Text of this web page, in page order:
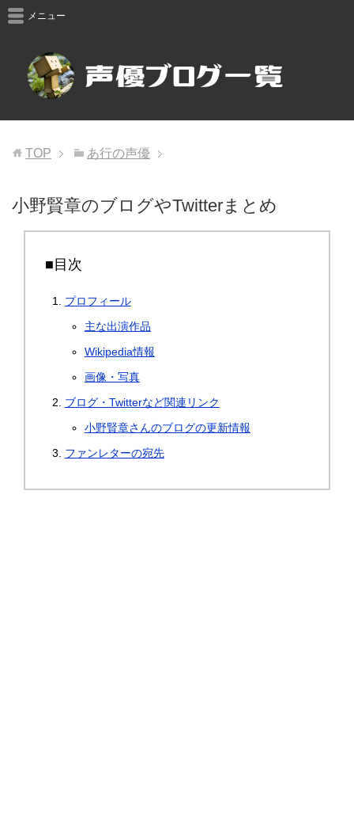
メニュー
TOP あ行の声優
小野賢章のブログやTwitterまとめ
■目次
プロフィール
主な出演作品
Wikipedia情報
画像・写真
ブログ・Twitterなど関連リンク
小野賢章さんのブログの更新情報
ファンレターの宛先